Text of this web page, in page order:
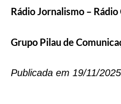
Rádio Jornalismo –
Grupo Pilau de
Publicada em 19/11/2025